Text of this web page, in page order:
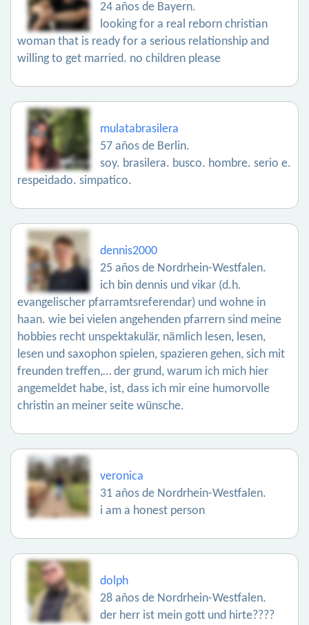
24 años de Bayern.
looking for a real reborn christian
woman that is ready for a serious relationship and
willing to get married. no children please
mulatabrasilera
57 años de Berlin.
soy. brasilera. busco. hombre. serio e.
respeidado. simpatico.
dennis2000
25 años de Nordrhein-Westfalen.
ich bin dennis und vikar (d.h.
evangelischer pfarramtsreferendar) und wohne in
haan. wie bei vielen angehenden pfarrern sind meine
hobbies recht unspektakulär, nämlich lesen, lesen,
lesen und saxophon spielen, spazieren gehen, sich mit
freunden treffen,… der grund, warum ich mich hier
angemeldet habe, ist, dass ich mir eine humorvolle
christin an meiner seite wünsche.
veronica
31 años de Nordrhein-Westfalen.
i am a honest person
dolph
28 años de Nordrhein-Westfalen.
der herr ist mein gott und hirte????